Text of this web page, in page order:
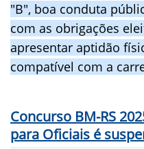
"B", boa conduta
com as obrigações
apresentar aptidão
compatível com a
Concurso BM-RS
para Oficiais é